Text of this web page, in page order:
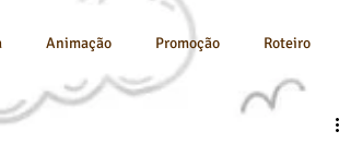
Animação Promoção Roteiro